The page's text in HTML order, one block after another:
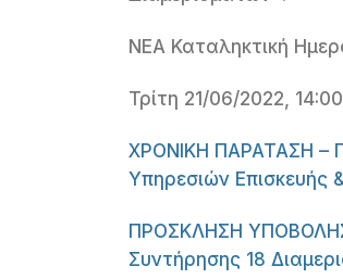
ΝΕΑ Καταληκτική
Τρίτη 21/06/2022,
ΧΡΟΝΙΚΗ ΠΑΡΑΤΑΣΗ –
Υπηρεσιών Επισκευής
ΠΡΟΣΚΛΗΣΗ
Συντήρησης 18